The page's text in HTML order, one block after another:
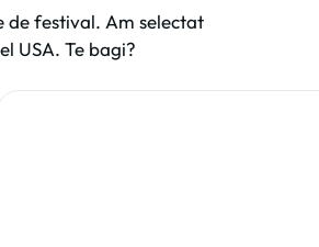
de festival. Am selectat
USA. Te bagi?